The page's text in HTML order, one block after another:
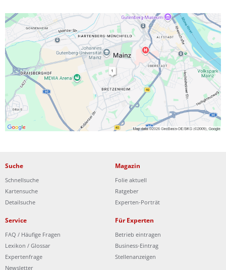
Video
Ist Ihre Werkstatt schon dabei?
Kostenlos eintragen
Suche
Schnellsuche
Kartensuche
Detailsuche
Magazin
Folie aktuell
Ratgeber
Experten-Porträt
Service
FAQ / Häufige Fragen
Lexikon / Glossar
Expertenfrage
Newsletter
Für Experten
Betrieb eintragen
Business-Eintrag
Stellenanzeigen